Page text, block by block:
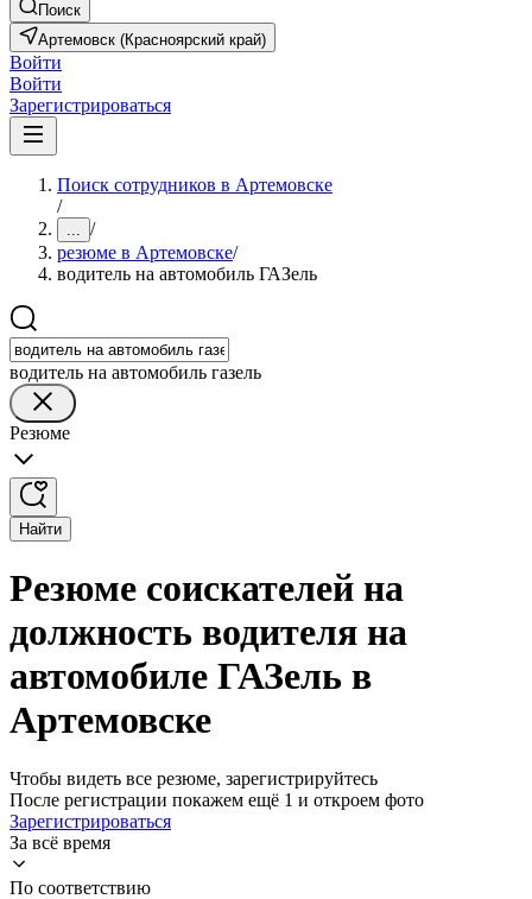
Поиск
Артемовск (Красноярский край)
Войти
Войти
Зарегистрироваться
Поиск сотрудников в Артемовске
/
... /
резюме в Артемовске/
водитель на автомобиль ГАЗель
водитель на автомобиль газель
Резюме
Найти
Резюме соискателей на
должность водителя на
автомобиле ГАЗель в
Артемовске
Чтобы видеть все резюме, зарегистрируйтесь
После регистрации покажем ещё 1 и откроем фото
Зарегистрироваться
За всё время
По соответствию